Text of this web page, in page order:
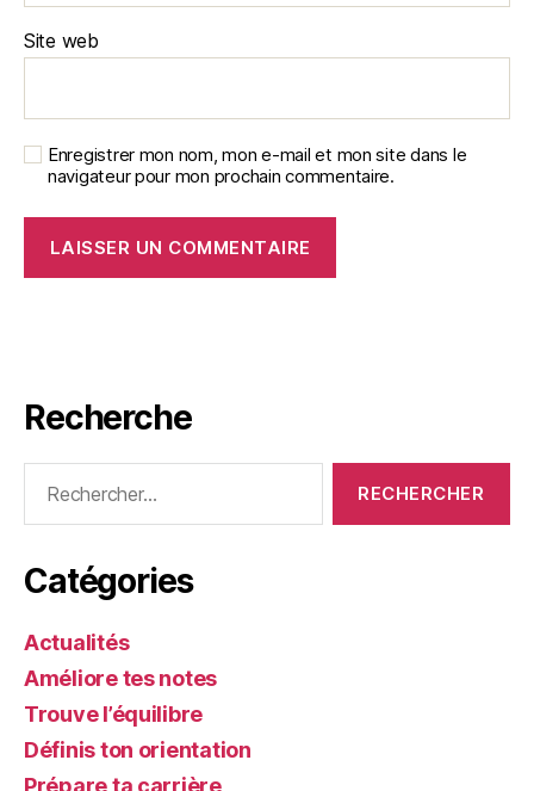
Site web
Enregistrer mon nom, mon e-mail et mon site dans le
navigateur pour mon prochain commentaire.
Recherche
Catégories
Actualités
Améliore tes notes
Trouve l’équilibre
Définis ton orientation
Prépare ta carrière